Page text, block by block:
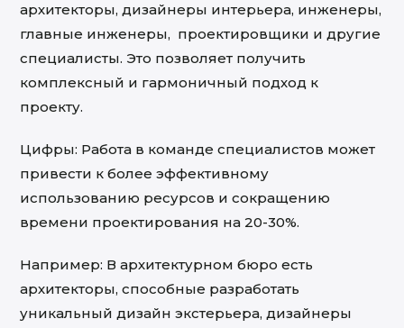
архитекторы, дизайнеры интерьера, инженеры,
главные инженеры, проектировщики и другие
специалисты. Это позволяет получить
комплексный и гармоничный подход к
проекту.
Цифры: Работа в команде специалистов может
привести к более эффективному
использованию ресурсов и сокращению
времени проектирования на 20-30%.
Например: В архитектурном бюро есть
архитекторы, способные разработать
уникальный дизайн экстерьера, дизайнеры